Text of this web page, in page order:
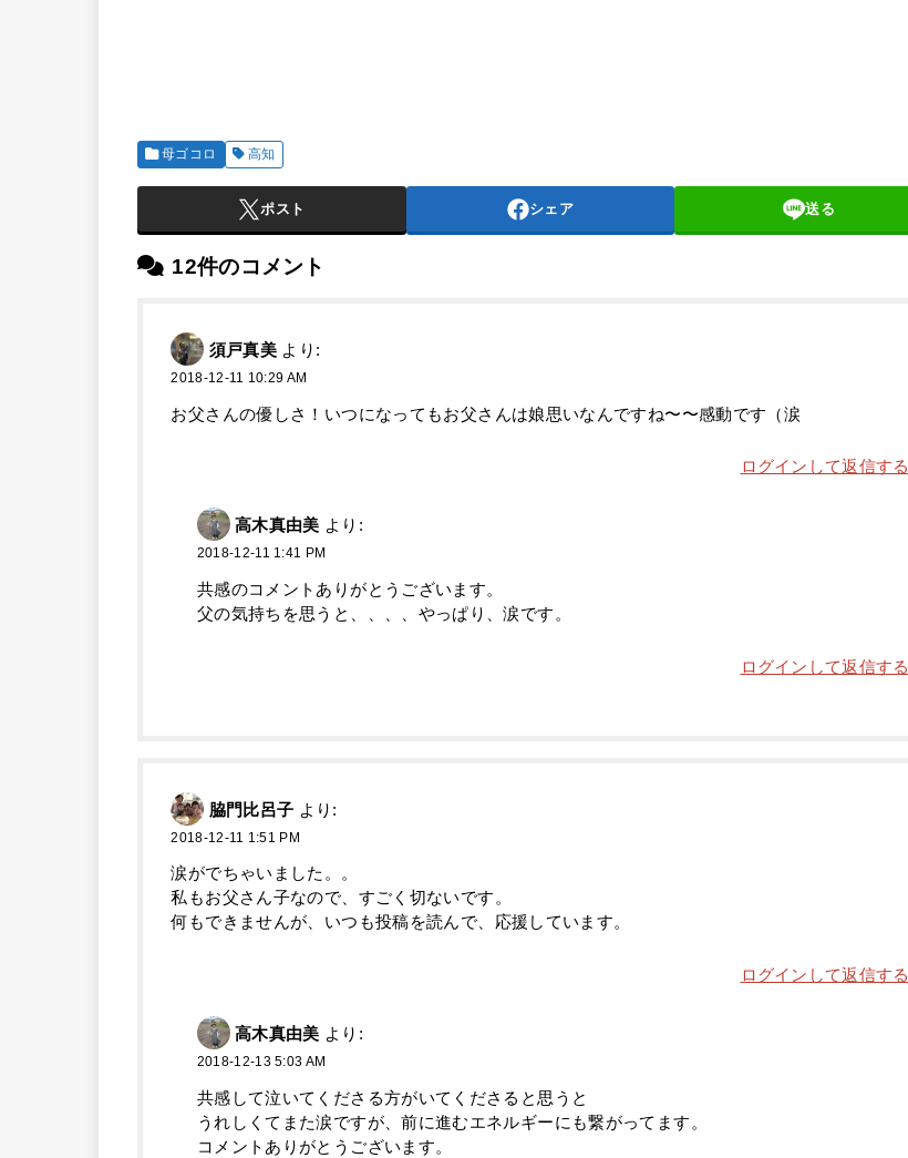
母ゴコロ 高知
ポスト シェア 送る
12件のコメント
須戸真美 より:
2018-12-11 10:29 AM
お父さんの優しさ！いつになってもお父さんは娘思いなんですね〜〜感動です（涙
ログインして返信する
高木真由美 より:
2018-12-11 1:41 PM
共感のコメントありがとうございます。
父の気持ちを思うと、、、、やっぱり、涙です。
ログインして返信する
脇門比呂子 より:
2018-12-11 1:51 PM
涙がでちゃいました。。
私もお父さん子なので、すごく切ないです。
何もできませんが、いつも投稿を読んで、応援しています。
ログインして返信する
高木真由美 より:
2018-12-13 5:03 AM
共感して泣いてくださる方がいてくださると思うと
うれしくてまた涙ですが、前に進むエネルギーにも繋がってます。
コメントありがとうございます。